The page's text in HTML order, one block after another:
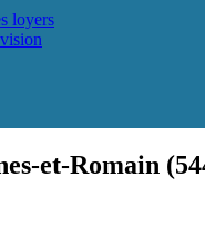
loyers
et-Romain